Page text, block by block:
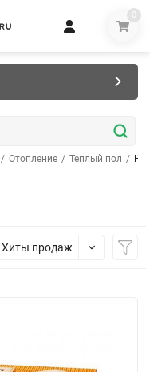
0
/ Отопление / Теплый пол /
Хиты продаж